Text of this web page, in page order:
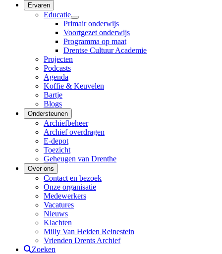
Ervaren
Educatie
Primair onderwijs
Voortgezet onderwijs
Programma op maat
Drentse Cultuur Academie
Projecten
Podcasts
Agenda
Koffie & Keuvelen
Bartje
Blogs
Ondersteunen
Archiefbeheer
Archief overdragen
E-depot
Toezicht
Geheugen van Drenthe
Over ons
Contact en bezoek
Onze organisatie
Medewerkers
Vacatures
Nieuws
Klachten
Milly Van Heiden Reinestein
Vrienden Drents Archief
Zoeken